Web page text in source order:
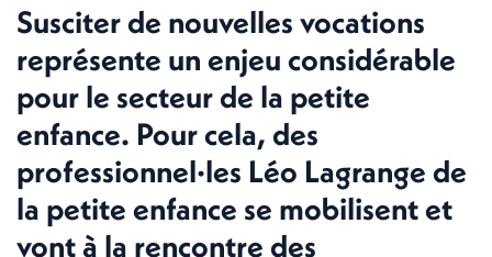
Susciter de nouvelles vocations
représente un enjeu considérable
pour le secteur de la petite
enfance. Pour cela, des
professionnel·les Léo Lagrange de
la petite enfance se mobilisent et
vont à la rencontre des